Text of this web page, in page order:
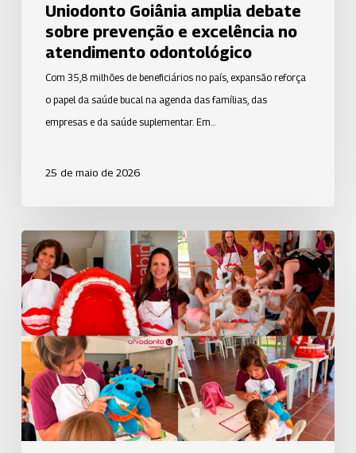
Uniodonto Goiânia amplia debate
sobre prevenção e excelência no
atendimento odontológico
Com 35,8 milhões de beneficiários no país, expansão reforça
o papel da saúde bucal na agenda das famílias, das
empresas e da saúde suplementar. Em…
25 de maio de 2026
ASP
da
Uniodonto
Campinas
participa
da
ação
educativa
em
parceria